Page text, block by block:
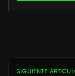
SIGUIENTE